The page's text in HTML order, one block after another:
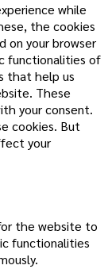
while
the cookies
on your browser
functionalities of
that help us
These
your consent.
cookies. But
your
the website to
functionalities